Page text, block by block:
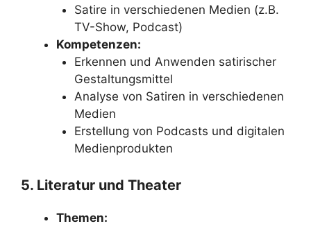
Satire in verschiedenen Medien (z.B.
TV-Show, Podcast)
Kompetenzen:
Erkennen und Anwenden satirischer
Gestaltungsmittel
Analyse von Satiren in verschiedenen
Medien
Erstellung von Podcasts und digitalen
Medienprodukten
5. Literatur und Theater
Themen: